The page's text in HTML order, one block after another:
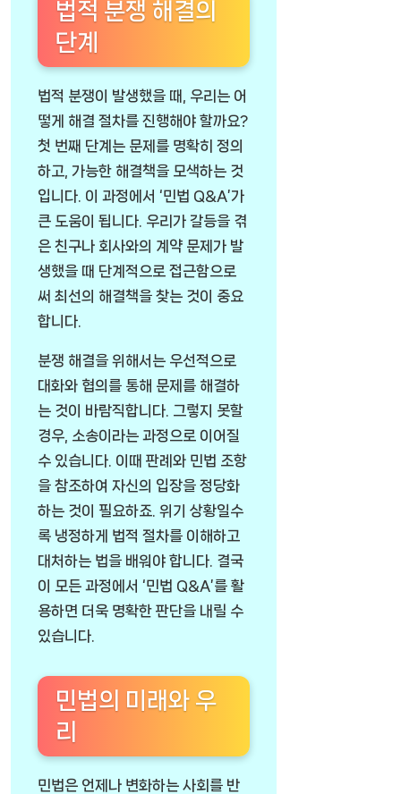
법적 분쟁 해결의
단계
법적 분쟁이 발생했을 때, 우리는 어
떻게 해결 절차를 진행해야 할까요?
첫 번째 단계는 문제를 명확히 정의
하고, 가능한 해결책을 모색하는 것
입니다. 이 과정에서 ‘민법 Q&A’가
큰 도움이 됩니다. 우리가 갈등을 겪
은 친구나 회사와의 계약 문제가 발
생했을 때 단계적으로 접근함으로
써 최선의 해결책을 찾는 것이 중요
합니다.
분쟁 해결을 위해서는 우선적으로
대화와 협의를 통해 문제를 해결하
는 것이 바람직합니다. 그렇지 못할
경우, 소송이라는 과정으로 이어질
수 있습니다. 이때 판례와 민법 조항
을 참조하여 자신의 입장을 정당화
하는 것이 필요하죠. 위기 상황일수
록 냉정하게 법적 절차를 이해하고
대처하는 법을 배워야 합니다. 결국
이 모든 과정에서 ‘민법 Q&A’를 활
용하면 더욱 명확한 판단을 내릴 수
있습니다.
민법의 미래와 우
리
민법은 언제나 변화하는 사회를 반